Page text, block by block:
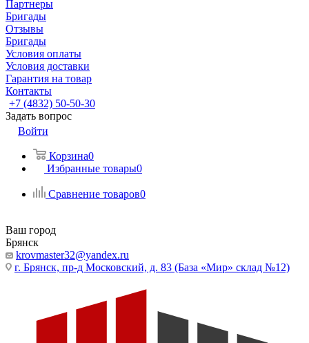
Партнеры
Бригады
Отзывы
Бригады
Условия оплаты
Условия доставки
Гарантия на товар
Контакты
+7 (4832) 50-50-30
Задать вопрос
Войти
Корзина0
Избранные товары0
Сравнение товаров0
Ваш город
Брянск
krovmaster32@yandex.ru
г. Брянск, пр-д Московский, д. 83 (База «Мир» склад №12)